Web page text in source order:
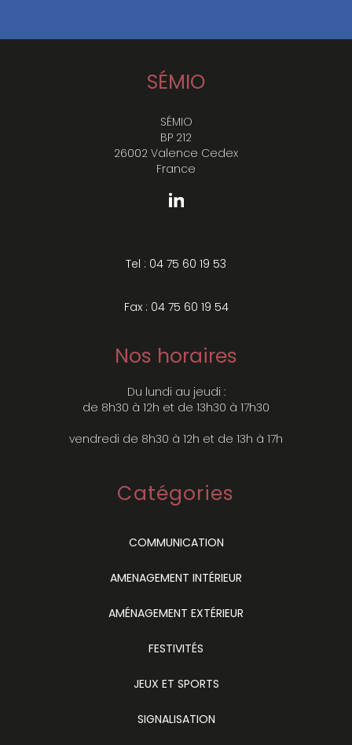
SÉMIO
SÉMIO
BP 212
26002 Valence Cedex
France
Tel : 04 75 60 19 53
Fax : 04 75 60 19 54
Nos horaires
Du lundi au jeudi :
de 8h30 à 12h et de 13h30 à 17h30
vendredi de 8h30 à 12h et de 13h à 17h
Catégories
COMMUNICATION
AMENAGEMENT INTÉRIEUR
AMÉNAGEMENT EXTÉRIEUR
FESTIVITÉS
JEUX ET SPORTS
SIGNALISATION